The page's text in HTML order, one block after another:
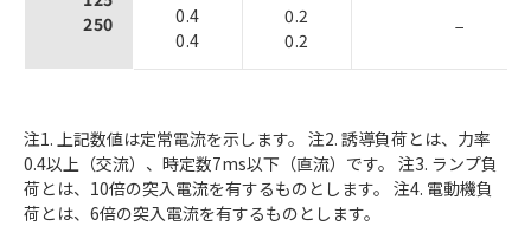
250
0.4
0.4
0.2
0.2
−
注1. 上記数値は定常電流を示します。 注2. 誘導負荷とは、力率
0.4以上（交流）、時定数7ms以下（直流）です。 注3. ランプ負
荷とは、10倍の突入電流を有するものとします。 注4. 電動機負
荷とは、6倍の突入電流を有するものとします。